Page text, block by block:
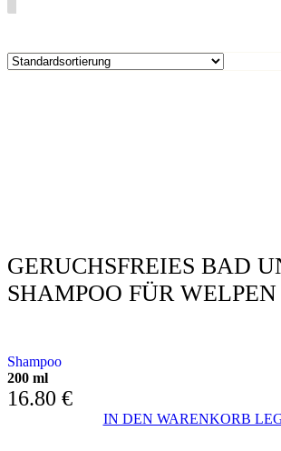
GERUCHSFREIES BAD
SHAMPOO FÜR WELPEN
Shampoo
200 ml
16.80 €
IN DEN WARENKORB